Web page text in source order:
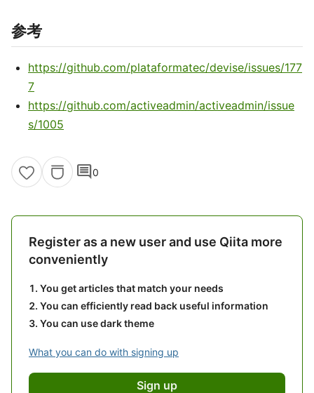
参考
https://github.com/plataformatec/devise/issues/177
7
https://github.com/activeadmin/activeadmin/issue
s/1005
comment0
Register as a new user and use Qiita more
conveniently
You get articles that match your needs
You can efficiently read back useful information
You can use dark theme
What you can do with signing up
Sign up